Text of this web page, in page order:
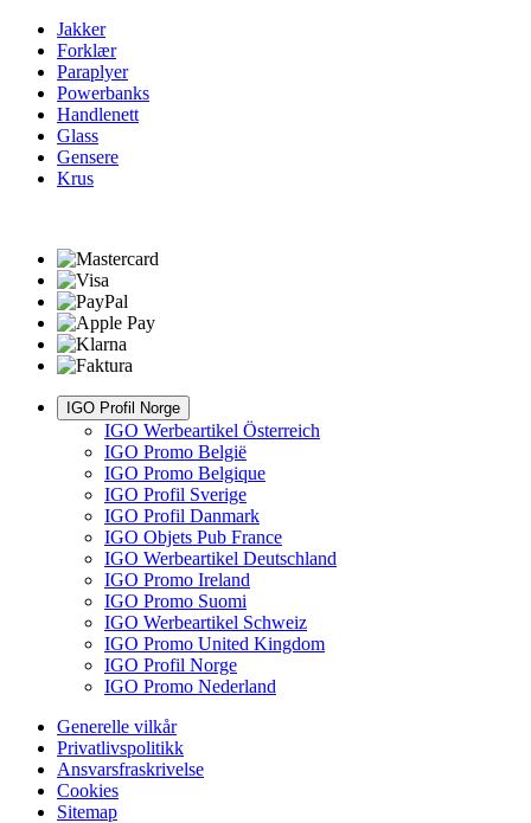
Jakker
Forklær
Paraplyer
Powerbanks
Handlenett
Glass
Gensere
Krus
IGO Profil Norge
IGO Werbeartikel Österreich
IGO Promo België
IGO Promo Belgique
IGO Profil Sverige
IGO Profil Danmark
IGO Objets Pub France
IGO Werbeartikel Deutschland
IGO Promo Ireland
IGO Promo Suomi
IGO Werbeartikel Schweiz
IGO Promo United Kingdom
IGO Profil Norge
IGO Promo Nederland
Generelle vilkår
Privatlivspolitikk
Ansvarsfraskrivelse
Cookies
Sitemap